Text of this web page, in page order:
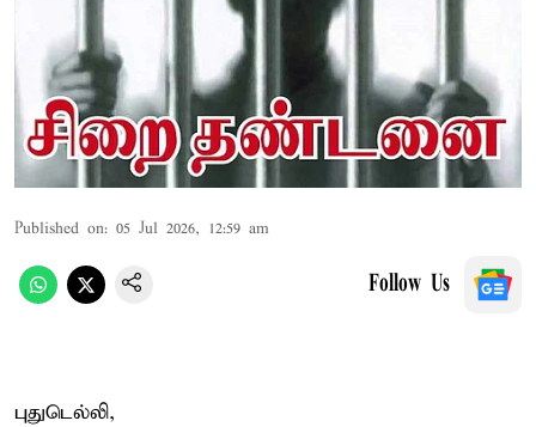
Published on: 05 Jul 2026, 12:59 am
Follow Us
புதுடெல்லி,